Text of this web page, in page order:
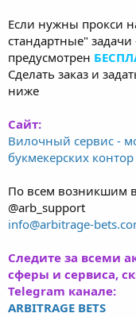
Если нужны прокси
стандартные"
предусмотрен
Сделать заказ и
ниже
Сайт:
Вилочный сервис -
букмекерских контор
По всем возникшим
@arb_support
info@arbitrage-
Следите за всеми
сферы и сервиса,
Telegram канале:
ARBITRAGE BETS